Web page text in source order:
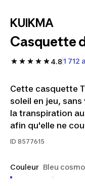
KUIKMA
Casquette
4.81 712
Cette casquette
soleil en jeu,
la transpiration
afin qu'elle ne
ID 8577615
Couleur Bleu